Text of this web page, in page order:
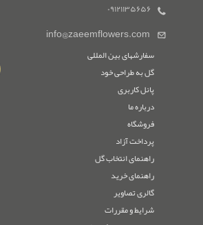
۰۹۱۲۱۱۳۵۶۵۶
info@zaeemflowers.com
سفارشهای بین المللی
گل به طراحی خود
پانل کاربری
درباره ما
فروشگاه
پرداخت آزاد
راهنمای انتخاب گل
راهنمای خرید
گالری تصاویر
شرایط و مقررات